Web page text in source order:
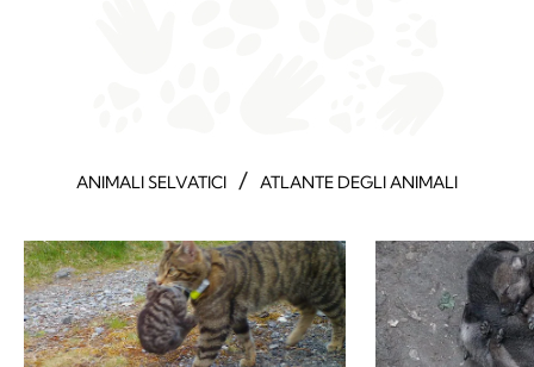
ANIMALI SELVATICI / ATLANTE DEGLI ANIMALI